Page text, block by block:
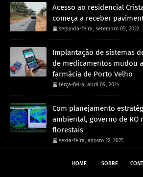
Acesso ao residencial
começa a receber
segunda-feira, setembro 05, 2022
Implantação de sistemas
de medicamentos mudou
farmácia de Porto Velho
terça-feira, abril 09, 2024
Com planejamento
ambiental, governo de RO
florestais
sexta-feira, agosto 22, 2025
HOME SOBRE